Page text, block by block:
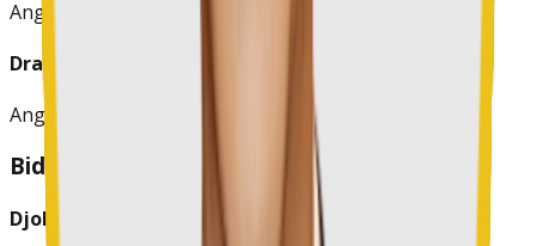
Anggota
Dra. Tjeni R. Tingginehe, M.Pd.
Anggota
Bidang V: Kebijakan Pendidikan
Djolly Sualang, S.H., M.H.